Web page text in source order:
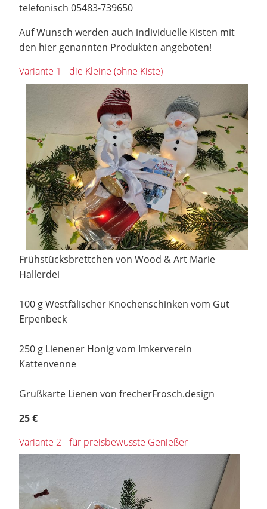
telefonisch 05483-739650
Auf Wunsch werden auch individuelle Kisten mit
den hier genannten Produkten angeboten!
Variante 1 - die Kleine (ohne Kiste)
Frühstücksbrettchen von Wood & Art Marie
Hallerdei
100 g Westfälischer Knochenschinken vom Gut
Erpenbeck
250 g Lienener Honig vom Imkerverein
Kattenvenne
Grußkarte Lienen von frecherFrosch.design
25 €
Variante 2 - für preisbewusste Genießer